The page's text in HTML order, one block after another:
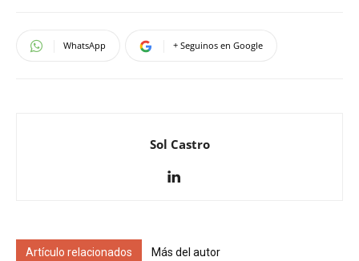
WhatsApp + Seguinos en Google
Sol Castro
Artículo relacionados Más del autor